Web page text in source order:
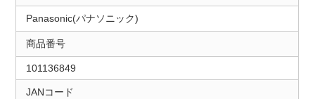
Panasonic(パナソニック)
商品番号
101136849
JANコード